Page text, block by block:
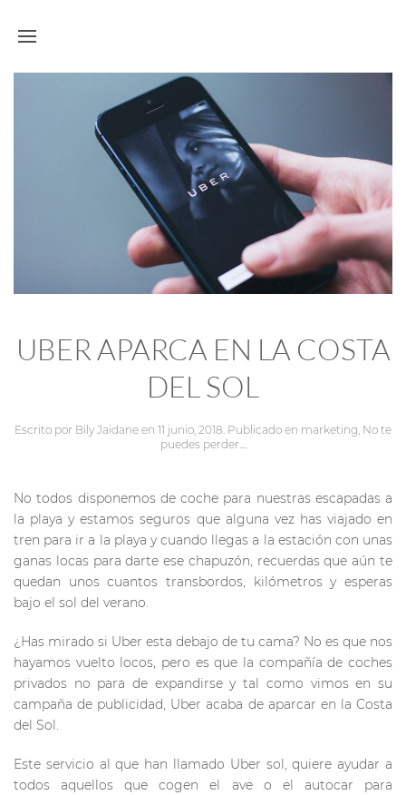
UBER APARCA EN LA COSTA
DEL SOL
Escrito por Bily Jaidane en 11 junio, 2018. Publicado en marketing, No te
puedes perder....
No todos disponemos de coche para nuestras escapadas a
la playa y estamos seguros que alguna vez has viajado en
tren para ir a la playa y cuando llegas a la estación con unas
ganas locas para darte ese chapuzón, recuerdas que aún te
quedan unos cuantos transbordos, kilómetros y esperas
bajo el sol del verano.
¿Has mirado si Uber esta debajo de tu cama? No es que nos
hayamos vuelto locos, pero es que la compañía de coches
privados no para de expandirse y tal como vimos en su
campaña de publicidad, Uber acaba de aparcar en la Costa
del Sol.
Este servicio al que han llamado Uber sol, quiere ayudar a
todos aquellos que cogen el ave o el autocar para